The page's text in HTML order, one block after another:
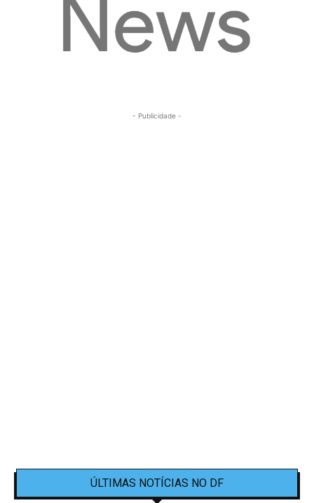
- Publicidade -
ÚLTIMAS NOTÍCIAS NO DF